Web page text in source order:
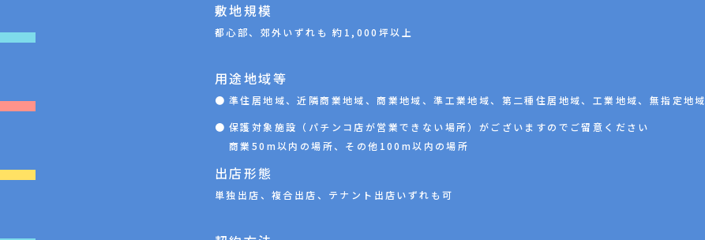
敷地規模
都心部、郊外いずれも 約1,000坪以上
用途地域等
準住居地域、近隣商業地域、商業地域、準工業地域、第二種住居地域、工業地域、無指定地域
保護対象施設（パチンコ店が営業できない場所）がございますのでご留意ください
商業50m以内の場所、その他100m以内の場所
出店形態
単独出店、複合出店、テナント出店いずれも可